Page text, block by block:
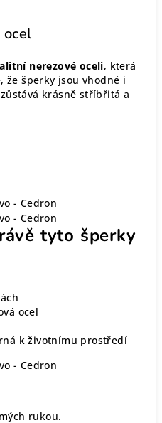
nerezové oceli, která
že šperky jsou vhodné i
krásně stříbřitá a
tyto šperky
ocel
k životnímu prostředí
rukou.